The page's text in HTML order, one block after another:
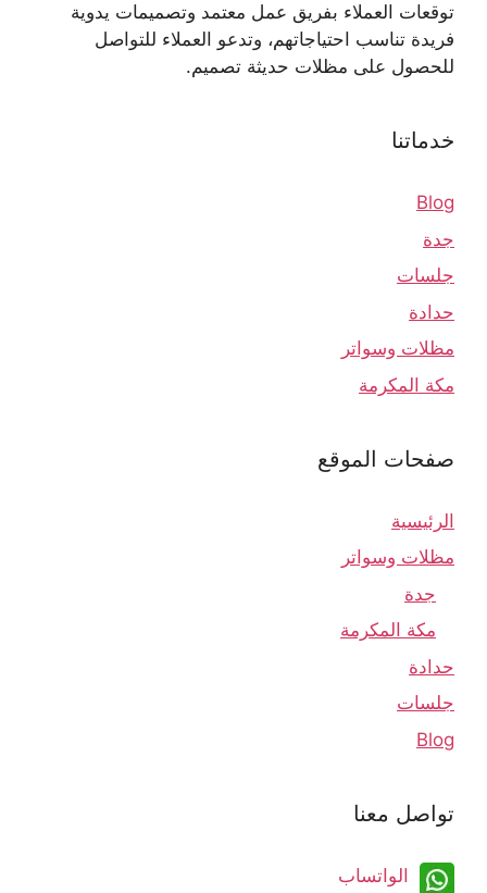
توقعات العملاء بفريق عمل معتمد وتصميمات يدوية
فريدة تناسب احتياجاتهم، وتدعو العملاء للتواصل
للحصول على مظلات حديثة تصميم.
خدماتنا
Blog
جدة
جلسات
حدادة
مظلات وسواتر
مكة المكرمة
صفحات الموقع
الرئيسية
مظلات وسواتر
جدة
مكة المكرمة
حدادة
جلسات
Blog
تواصل معنا
الواتساب